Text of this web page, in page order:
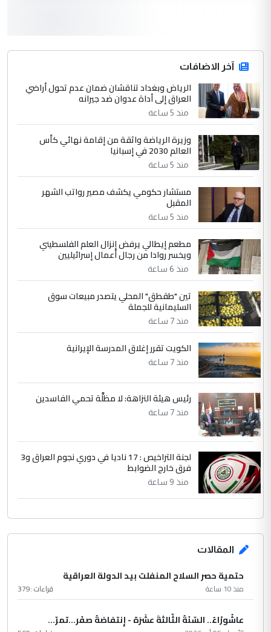
جنسية الرافد الثالث للعراق ومن اصول عريقة
ابا فرات ...
الموضوع :
الجواهري يرد على صدام حسين سل
مضجعيك يابن الزنا (نص كامل)
سردار
التعليق : واحد من عصابة علي ماما يسقط
جنسية الرافد الثالث للعراق ومن اصول عريقة
ابا فرات ...
الموضوع :
الجواهري يرد على صدام حسين سل
مضجعيك يابن الزنا (نص كامل)
5 حيدر عاشور
التعليق : تحياتي لك استاذ حامدتركان. كلام
دقيق ومسؤول؛ فالاستثمار الحقيقي للإنسان
وثروات البلد يعتمد على الكفاءة ...
الموضوع :
بين الإهمال واغتصاب الأرض.. بلاد
الرافدين تعاني الجفاف والتصحر!!
آخر الاضافات
الرياض وبغداد تناقشان ضمان عدم تحول أراضي
العراق إلى أداة عدوان ضد جيرانه
منذ 5 ساعة
وزيرة الرياضة واثقة من إقامة نهائي كأس
العالم 2030 في إسبانيا
منذ 5 ساعة
مستشار حكومي يكشف مصير رواتب الشهر
المقبل
منذ 5 ساعة
مطعم إيطالي يرفض إنزال العلم الفلسطيني
ويخسر روادا من رجال أعمال إسرائيليين
منذ 6 ساعة
تين "طقطق" المحلي يتصدر مبيعات سوق
السليمانية للجملة
منذ 7 ساعة
الكويت تقرر إغلاق المدرسة الإيرانية
منذ 7 ساعة
رئيس هيئة النزاهة: لا مظلَّة تحمي الفاسدين
منذ 7 ساعة
لجنة التراخيص : 17 ناديا في دوري نجوم العراق و3
فرق خارج الضوابط
منذ 9 ساعة
المقالات
حتمية حصر السلاح المنفلت بيد الدولة العراقية
منذ 10 ساعة قراءات :379
عاشُورْاءُ.. السّنَةُ الثّالثةَ عشَرَة - إِنتفاضةُ صفَر…تمرّ...